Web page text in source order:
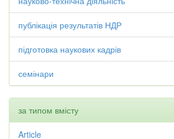
публікація результатів НДР
підготовка наукових кадрів
семінари
за типом вмісту
Article